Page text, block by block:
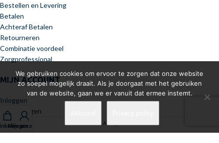
Bestellen en Levering
Betalen
Achteraf Betalen
Retourneren
Combinatie voordeel
Zorgprofessional
MIJN ACCOUNT
Inloggen
Winkelwagen
Meditex 2026 All Rights Reserved.
Mijn account
We gebruiken cookies om ervoor te zorgen dat onze website
zo soepel mogelijk draait. Als je doorgaat met het gebruiken
van de website, gaan we er vanuit dat ermee instemt.